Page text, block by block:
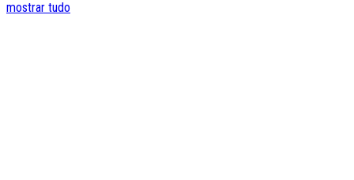
mostrar tudo